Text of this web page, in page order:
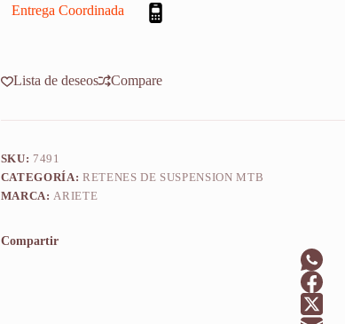
Evo
Entrega Coordinada
Lista de deseos Compare
SKU: 7491
CATEGORÍA: RETENES DE SUSPENSION MTB
MARCA: ARIETE
Compartir